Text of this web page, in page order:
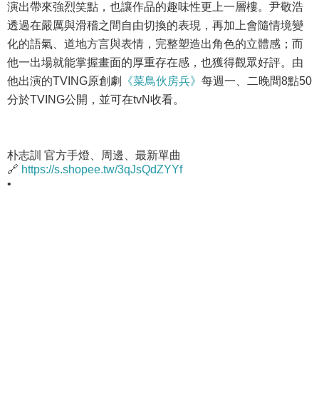
演出帶來強烈笑點，也讓作品的趣味性更上一層樓。尹敬浩
透過在嚴厲與滑稽之間自由切換的表現，再加上會隨情境變
化的語氣、道地方言與表情，完整塑造出角色的立體感；而
他一出場就能掌握畫面的厚重存在感，也獲得觀眾好評。由
他出演的TVING原創劇
《菜鳥伙房兵》 每週一、二晚間8點50
分於TVING公開，並可在tvN收看。
朴志訓 官方手燈、周邊、最新單曲
🔗 https://s.shopee.tw/3qJsQdZYYf
•